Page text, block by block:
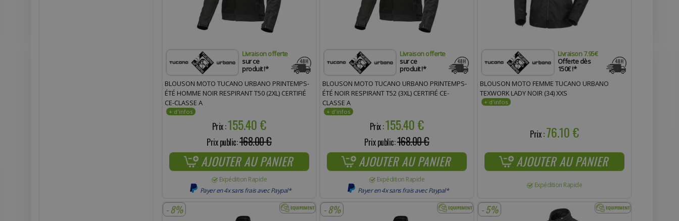
Livraison offerte
sur ce
produit !*
BLOUSON MOTO TUCANO URBANO PRINTEMPS-
ÉTÉ HOMME NOIR RESPIRANT T50 (2XL) CERTIFIÉ
CE-CLASSE A
Prix :155.40 €
Prix public:168.00 €
AJOUTER AU PANIER
Expédition Rapide
Payer en 4x sans frais avec Paypal*
Livraison offerte
sur ce
produit !*
BLOUSON MOTO TUCANO URBANO PRINTEMPS-
ÉTÉ NOIR RESPIRANT T52 (3XL) CERTIFIÉ CE-
CLASSE A
Prix :155.40 €
Prix public:168.00 €
AJOUTER AU PANIER
Expédition Rapide
Payer en 4x sans frais avec Paypal*
Livraison 7.95€
Offerte dès
150€ !*
BLOUSON MOTO FEMME TUCANO URBANO
TEXWORK LADY NOIR (34) XXS
Prix :76.10 €
AJOUTER AU PANIER
Expédition Rapide
- 8% - 8% - 5%